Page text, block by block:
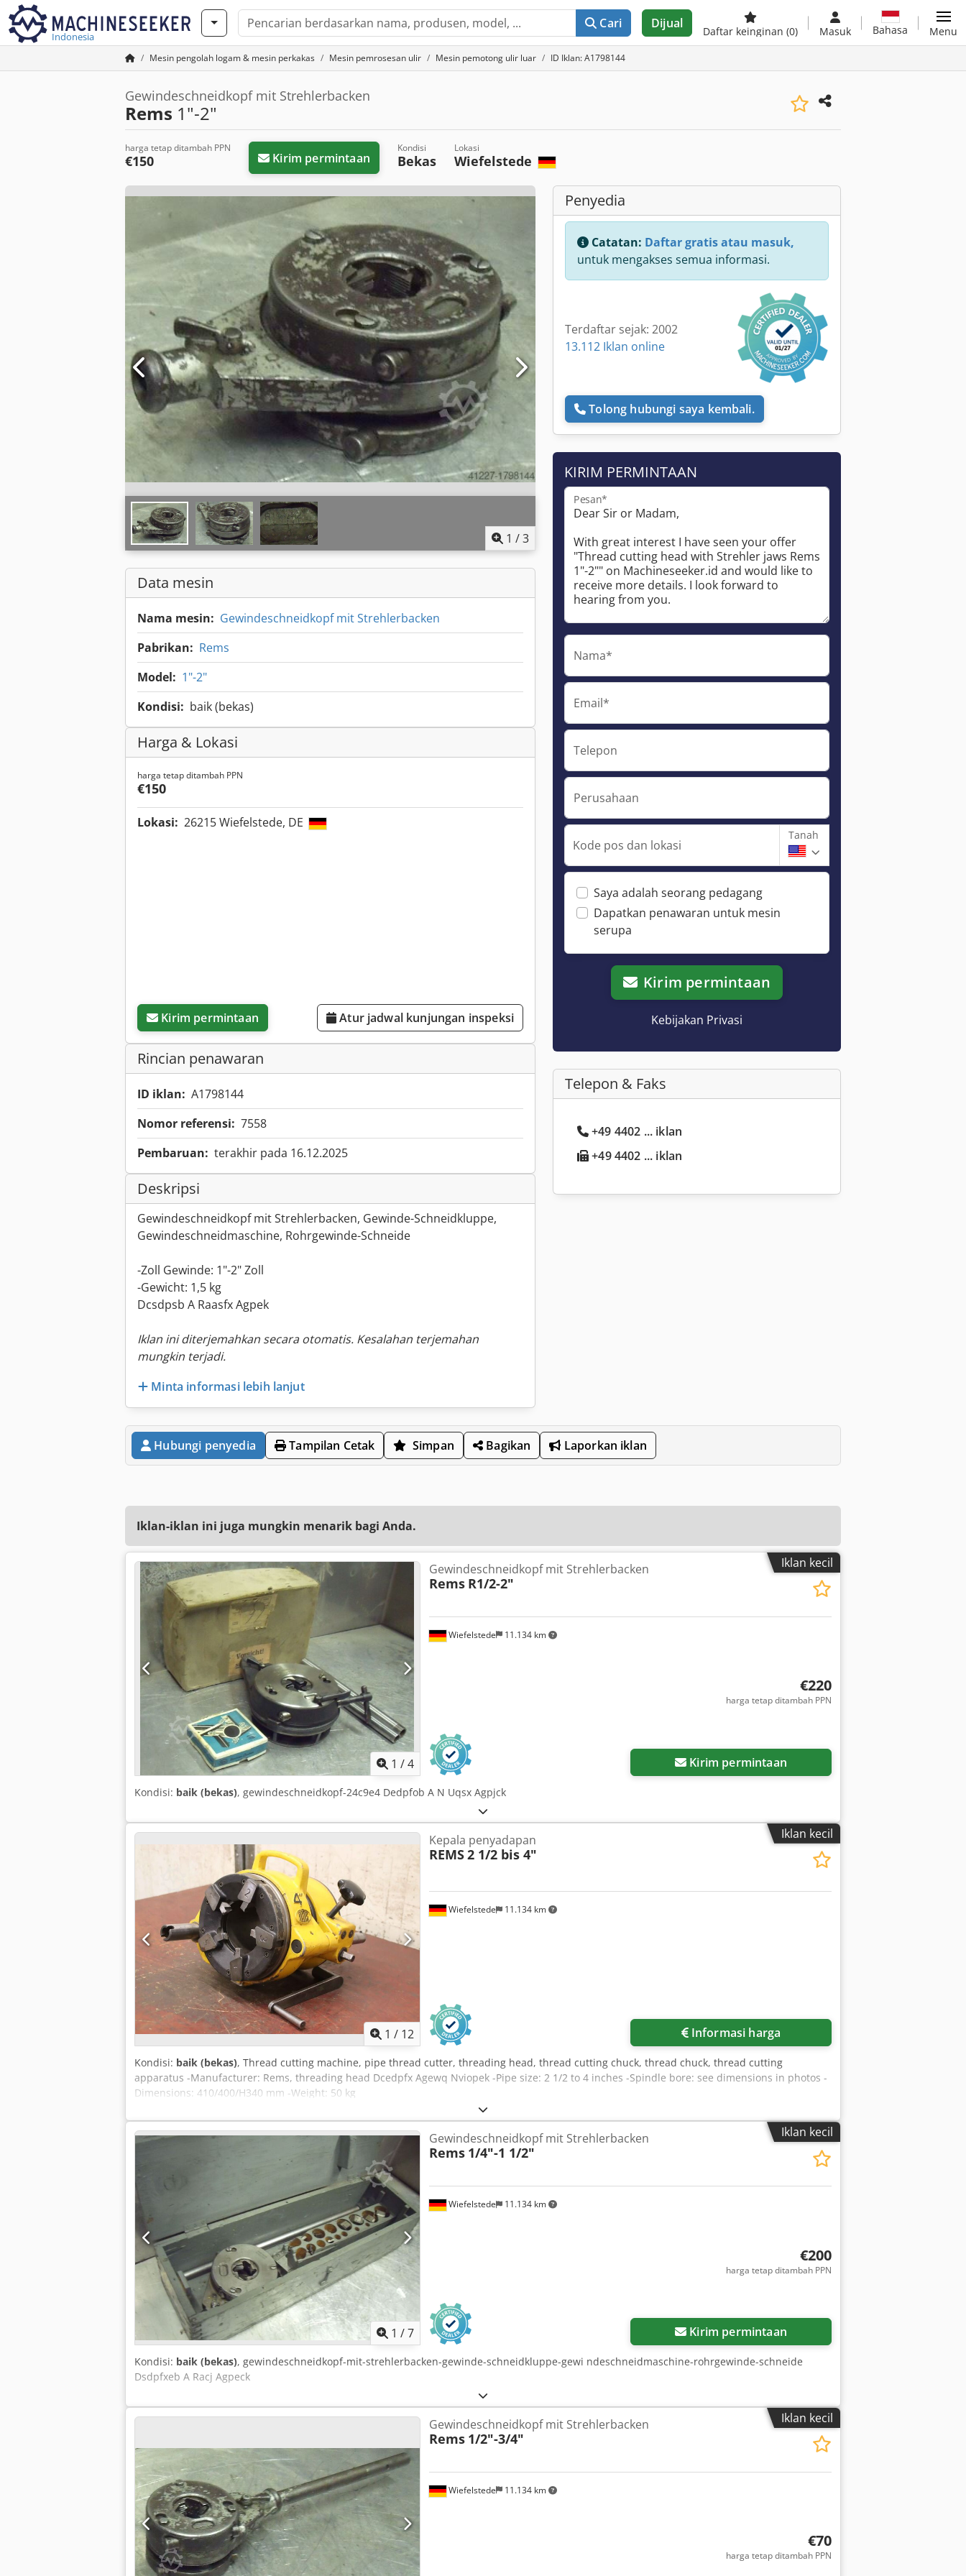
Indonesia
Cari Dijual
Daftar keinginan (0) Masuk Bahasa Menu
Mesin pengolah logam & mesin perkakas Mesin pemrosesan ulir Mesin pemotong ulir luar ID Iklan: A1798144
Gewindeschneidkopf mit Strehlerbacken
Rems 1"-2"
harga tetap ditambah PPN
€150 Kirim permintaan
Kondisi
Bekas
Lokasi
Wiefelstede
1 /3
Data mesin
Nama mesin: Gewindeschneidkopf mit Strehlerbacken
Pabrikan: Rems
Model: 1"-2"
Kondisi: baik (bekas)
Harga & Lokasi
harga tetap ditambah PPN
€150
Lokasi: 26215 Wiefelstede, DE
Kirim permintaan Atur jadwal kunjungan inspeksi
Rincian penawaran
ID iklan: A1798144
Nomor referensi: 7558
Pembaruan: terakhir pada 16.12.2025
Deskripsi
Gewindeschneidkopf mit Strehlerbacken, Gewinde-Schneidkluppe,
Gewindeschneidmaschine, Rohrgewinde-Schneide
-Zoll Gewinde: 1"-2" Zoll
-Gewicht: 1,5 kg
Dcsdpsb A Raasfx Agpek
Iklan ini diterjemahkan secara otomatis. Kesalahan terjemahan
mungkin terjadi.
Minta informasi lebih lanjut
Penyedia
Catatan: Daftar gratis atau masuk,
untuk mengakses semua informasi.
Terdaftar sejak: 2002
13.112 Iklan online
Tolong hubungi saya kembali.
KIRIM PERMINTAAN
Pesan*
Nama*
Email*
Telepon
Perusahaan
Kode pos dan lokasi
Tanah
Saya adalah seorang pedagang
Dapatkan penawaran untuk mesin
serupa
Kirim permintaan
Kebijakan Privasi
Telepon & Faks
+49 4402 ... iklan
+49 4402 ... iklan
Hubungi penyedia Tampilan Cetak Simpan Bagikan Laporkan iklan
Iklan-iklan ini juga mungkin menarik bagi Anda.
Iklan kecil
1 /4
Wiefelstede 11.134 km
Gewindeschneidkopf mit Strehlerbacken
Rems R1/2-2"
€220
harga tetap ditambah PPN
Kirim permintaan
Kondisi: baik (bekas), gewindeschneidkopf-24c9e4 Dedpfob A N Uqsx Agpjck
Iklan kecil
1 / 12
Wiefelstede 11.134 km
Kepala penyadapan
REMS2 1/2 bis 4"
Informasi harga
Kondisi: baik (bekas), Thread cutting machine, pipe thread cutter, threading head, thread cutting chuck, thread chuck, thread cutting
apparatus -Manufacturer: Rems, threading head Dcedpfx Agewq Nviopek -Pipe size: 2 1/2 to 4 inches -Spindle bore: see dimensions in photos -
Dimensions: 410/400/H340 mm -Weight: 50 kg
Iklan kecil
1 /7
Wiefelstede 11.134 km
Gewindeschneidkopf mit Strehlerbacken
Rems 1/4"-1 1/2"
€200
harga tetap ditambah PPN
Kirim permintaan
Kondisi: baik (bekas), gewindeschneidkopf-mit-strehlerbacken-gewinde-schneidkluppe-gewi ndeschneidmaschine-rohrgewinde-schneide
Dsdpfxeb A Racj Agpeck
Iklan kecil
Wiefelstede 11.134 km
Gewindeschneidkopf mit Strehlerbacken
Rems 1/2"-3/4"
€70
harga tetap ditambah PPN